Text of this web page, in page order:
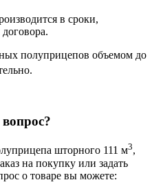
в сроки,
полуприцепов объемом до
шторного 111 м3,
на покупку или задать
о товаре вы можете: